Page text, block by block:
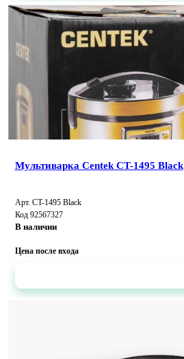
Мультиварка Centek CT-1495 Black
Арт. CT-1495 Black
Код 92567327
В наличии
Цена после входа